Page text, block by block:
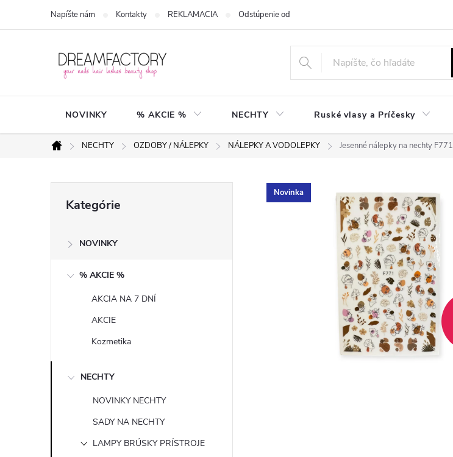
Napíšte nám Kontakty REKLAMACIA Odstúpenie od zmluvy
NOVINKY % AKCIE % NECHTY Ruské vlasy a Príčesky
Domov
NECHTY OZDOBY / NÁLEPKY NÁLEPKY A VODOLEPKY Jesenné nálepky na nechty F771
kategórie
Kategórie
NOVINKY
% AKCIE %
AKCIA NA 7 DNÍ
AKCIE
Kozmetika
NECHTY
NOVINKY NECHTY
SADY NA NECHTY
LAMPY BRÚSKY PRÍSTROJE
Novinka